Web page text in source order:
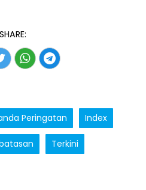
SHARE:
Peringatan Index
Terkini